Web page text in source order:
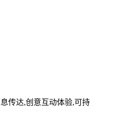
传达,创意互动体验,可持